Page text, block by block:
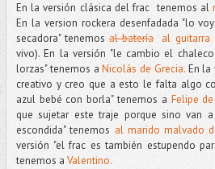
En la versión clásica del frac tenemos al
En la version rockera desenfadada "lo
secadora" tenemosal bateríaal guitarra
vivo). En la versión "le cambio el
lorzas" tenemos aNicolás de Grecia. En la
creativo y creo que a esto le falta algo
azul bebé con borla" tenemos a Felipe
que sujetar este traje porque sino van
escondida" tenemos al marido malvado
versión "el frac es también estupendo
tenemos a Valentino.